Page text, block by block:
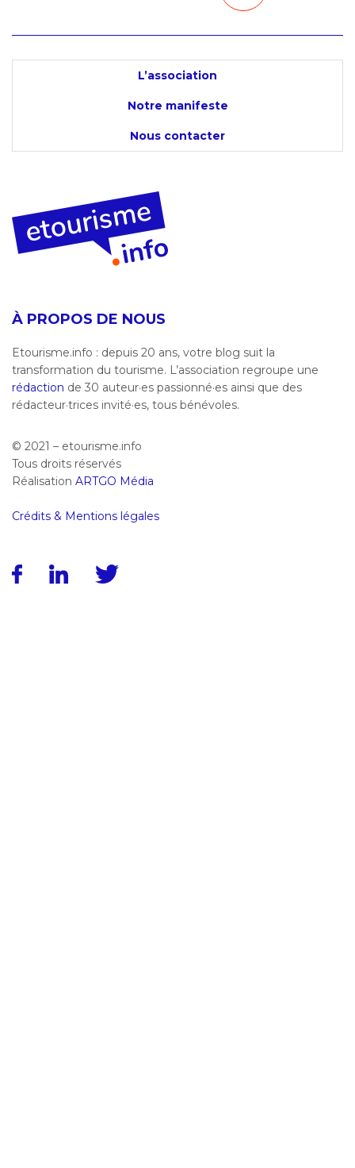
L’association
Notre manifeste
Nous contacter
À PROPOS DE NOUS
Etourisme.info : depuis 20 ans, votre blog suit la
transformation du tourisme. L’association regroupe une
rédaction de 30 auteur·es passionné·es ainsi que des
rédacteur·trices invité·es, tous bénévoles.
© 2021 – etourisme.info
Tous droits réservés
Réalisation ARTGO Média
Crédits & Mentions légales